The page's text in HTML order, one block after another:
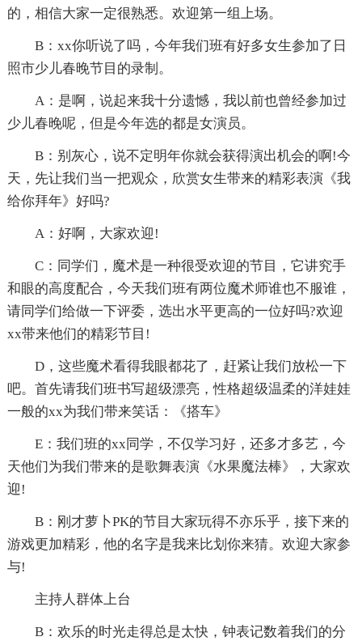
的，相信大家一定很熟悉。欢迎第一组上场。
B：xx你听说了吗，今年我们班有好多女生参加了日
照市少儿春晚节目的录制。
A：是啊，说起来我十分遗憾，我以前也曾经参加过
少儿春晚呢，但是今年选的都是女演员。
B：别灰心，说不定明年你就会获得演出机会的啊!今
天，先让我们当一把观众，欣赏女生带来的精彩表演《我
给你拜年》好吗?
A：好啊，大家欢迎!
C：同学们，魔术是一种很受欢迎的节目，它讲究手
和眼的高度配合，今天我们班有两位魔术师谁也不服谁，
请同学们给做一下评委，选出水平更高的一位好吗?欢迎
xx带来他们的精彩节目!
D，这些魔术看得我眼都花了，赶紧让我们放松一下
吧。首先请我们班书写超级漂亮，性格超级温柔的洋娃娃
一般的xx为我们带来笑话：《搭车》
E：我们班的xx同学，不仅学习好，还多才多艺，今
天他们为我们带来的是歌舞表演《水果魔法棒》，大家欢
迎!
B：刚才萝卜PK的节目大家玩得不亦乐乎，接下来的
游戏更加精彩，他的名字是我来比划你来猜。欢迎大家参
与!
主持人群体上台
B：欢乐的时光走得总是太快，钟表记数着我们的分